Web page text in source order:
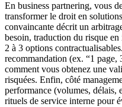
En business partnering, vous
transformer le droit en
convaincante décrit un
besoin, traduction du risque
2 à 3 options
recommandation (ex. “1 page,
comment vous obtenez une
risquées. Enfin, côté
performance (volumes, délais,
rituels de service interne pour